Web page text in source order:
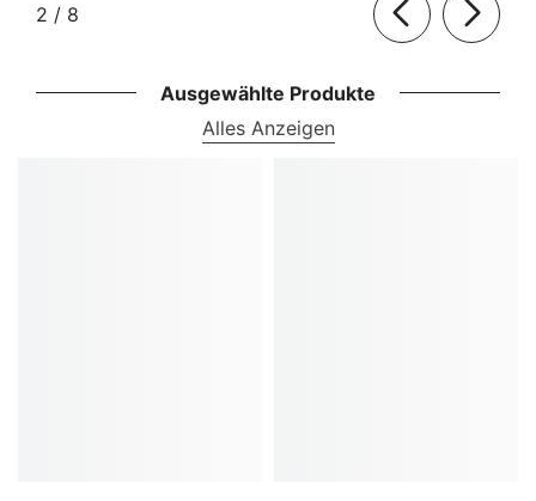
2 / von
8
Ausgewählte Produkte
Alles Anzeigen